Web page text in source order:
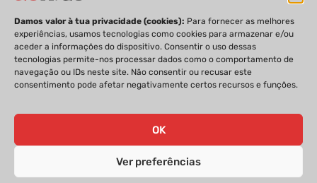
Damos valor à tua privacidade (cookies): Para fornecer as melhores
experiências, usamos tecnologias como cookies para armazenar e/ou
aceder a informações do dispositivo. Consentir o uso dessas
tecnologias permite-nos processar dados como o comportamento de
navegação ou IDs neste site. Não consentir ou recusar este
consentimento pode afetar negativamente certos recursos e funções.
OK
Ver preferências
PRIVACIDADE FICHA TÉCNICA
ESTATUTO EDITORIAL
GoRide 2026 | Todos os direitos reservados.